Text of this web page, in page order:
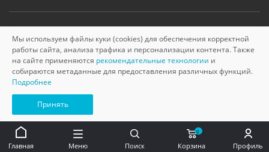
© «Керама Марацци», ОГРН 1145749000210, 2026
Главная Меню Поиск Корзина
0
Профиль
Мы используем файлы куки (cookies) для обеспечения корректной
работы сайта, анализа трафика и персонализации контента. Также
на сайте применяются рекомендательные технологии и
собираются метаданные для предоставления различных функций.
Подробнее
Принять